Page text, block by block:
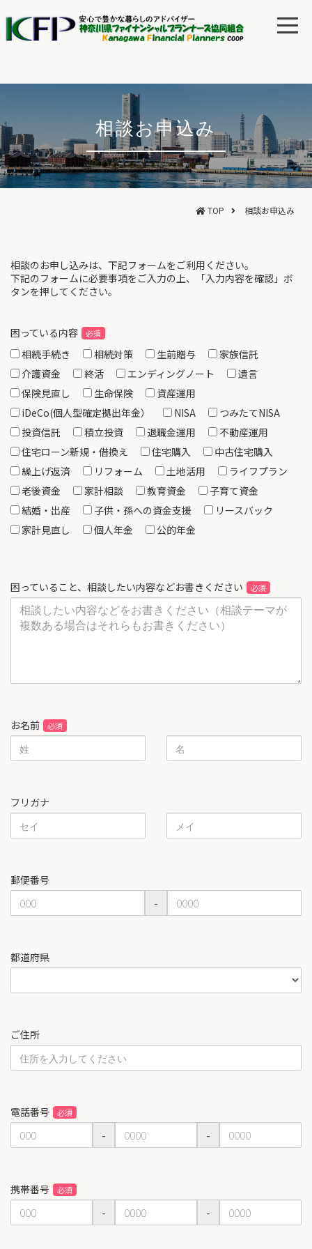
相談お申込み
TOP 相談お申込み
相談のお申し込みは、下記フォームをご利用ください。
下記のフォームに必要事項をご入力の上、「入力内容を確認」ボ
タンを押してください。
困っている内容
相続手続き
相続対策 生前贈与
家族信託
介護資金
終活 エンディングノート
遺言
保険見直し
生命保険
資産運用
iDeCo(個人型確定拠出年金）
NISA
つみたてNISA
投資信託
積立投資 退職金運用
不動産運用
住宅ローン新規・借換え
住宅購入
中古住宅購入
繰上げ返済
リフォーム 土地活用
ライフプラン
老後資金
家計相談 教育資金
子育て資金
結婚・出産
子供・孫への資金支援
リースバック
家計見直し
個人年金 公的年金
困っていること、相談したい内容などお書きください
お名前
フリガナ
郵便番号
-
都道府県
ご住所
電話番号
- -
携帯番号
- -